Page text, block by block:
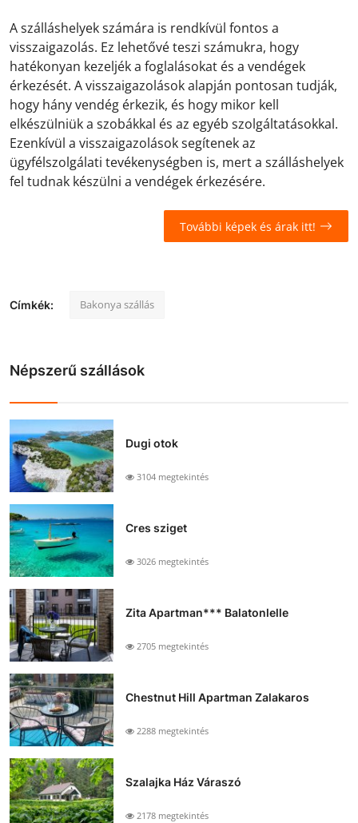
A szálláshelyek számára is rendkívül fontos a
visszaigazolás. Ez lehetővé teszi számukra, hogy
hatékonyan kezeljék a foglalásokat és a vendégek
érkezését. A visszaigazolások alapján pontosan tudják,
hogy hány vendég érkezik, és hogy mikor kell
elkészülniük a szobákkal és az egyéb szolgáltatásokkal.
Ezenkívül a visszaigazolások segítenek az
ügyfélszolgálati tevékenységben is, mert a szálláshelyek
fel tudnak készülni a vendégek érkezésére.
További képek és árak itt!
Címkék: Bakonya szállás
Népszerű szállások
Dugi otok
3104 megtekintés
Cres sziget
3026 megtekintés
Zita Apartman*** Balatonlelle
2705 megtekintés
Chestnut Hill Apartman Zalakaros
2288 megtekintés
Szalajka Ház Váraszó
2178 megtekintés